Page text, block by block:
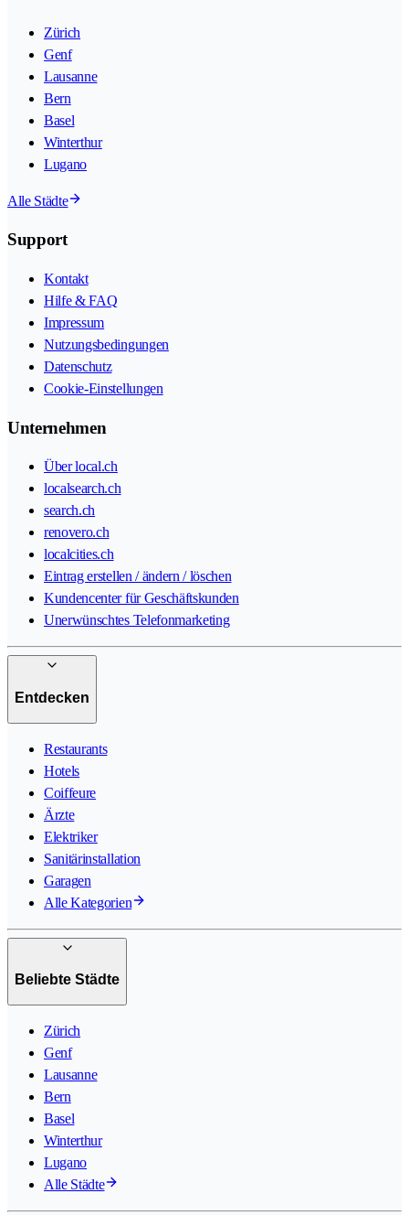
Zürich
Genf
Lausanne
Bern
Basel
Winterthur
Lugano
Alle Städte
Support
Kontakt
Hilfe & FAQ
Impressum
Nutzungsbedingungen
Datenschutz
Cookie-Einstellungen
Unternehmen
Über local.ch
localsearch.ch
search.ch
renovero.ch
localcities.ch
Eintrag erstellen / ändern / löschen
Kundencenter für Geschäftskunden
Unerwünschtes Telefonmarketing
Entdecken
Restaurants
Hotels
Coiffeure
Ärzte
Elektriker
Sanitärinstallation
Garagen
Alle Kategorien
Beliebte Städte
Zürich
Genf
Lausanne
Bern
Basel
Winterthur
Lugano
Alle Städte